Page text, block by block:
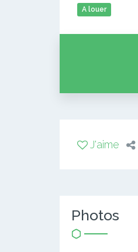
A louer
J'aime
Photos